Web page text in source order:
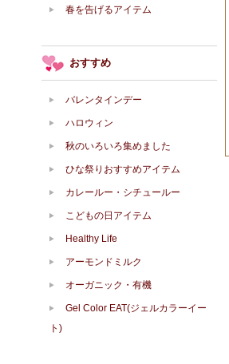
春を告げるアイテム
おすすめ
バレンタインデー
ハロウィン
秋のいろいろ集めました
ひな祭りおすすめアイテム
カレールー・シチュールー
こどもの日アイテム
Healthy Life
アーモンドミルク
オーガニック・有機
Gel Color EAT(ジェルカラーイー
ト)